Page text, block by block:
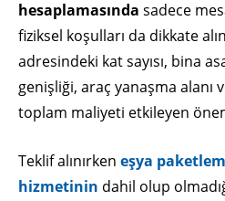
hesaplamasında sadece
fiziksel koşulları da dikkate
adresindeki kat sayısı, bina
genişliği, araç yanaşma alanı
toplam maliyeti etkileyen
Teklif alınırken eşya
hizmetinin dahil olup